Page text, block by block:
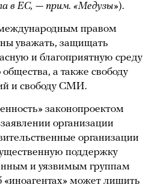
в ЕС, — прим. «Медузы»).
международным правом
уважать, защищать
и благоприятную среду
а также свободу
и свободу СМИ.
законопроектом
организации
организации
поддержку
и уязвимым группам
«иноагентах» может лишить